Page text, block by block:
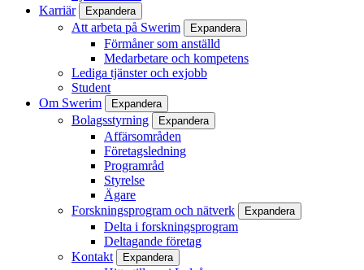
Karriär
Expandera
Att arbeta på Swerim Expandera
Förmåner som anställd
Medarbetare och kompetens
Lediga tjänster och exjobb
Student
Om Swerim
Expandera
Bolagsstyrning Expandera
Affärsområden
Företagsledning
Programråd
Styrelse
Ägare
Forskningsprogram och nätverk
Expandera
Delta i forskningsprogram
Deltagande företag
Kontakt
Expandera